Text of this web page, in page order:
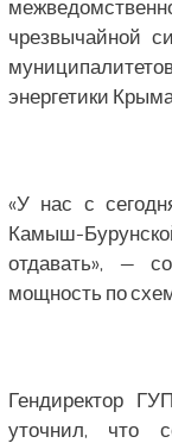
чрезвычайной
энергетики
«У нас с
Камыш-
отдавать», —
мощность по
Гендиректор
уточнил, что